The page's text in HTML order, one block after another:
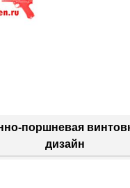
поршневая
дизайн